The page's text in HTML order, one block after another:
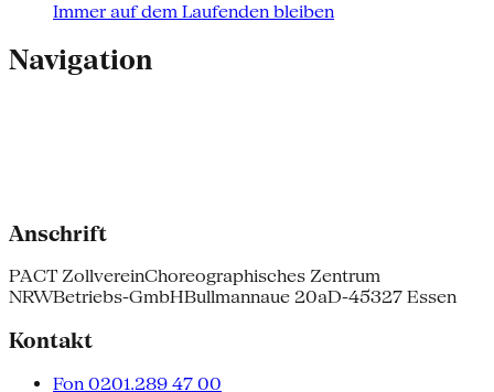
Immer auf dem Laufenden bleiben
Navigation
Anschrift
PACT ZollvereinChoreographisches Zentrum
NRWBetriebs-GmbHBullmannaue 20aD-45327 Essen
Kontakt
Fon 0201.289 47 00